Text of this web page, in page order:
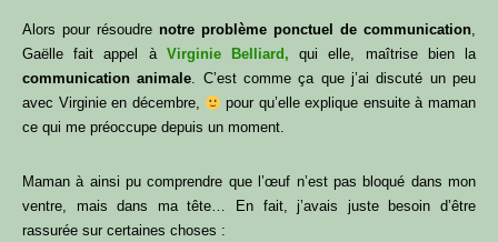
Alors pour résoudre notre problème ponctuel de communication,
Gaëlle fait appel à Virginie Belliard, qui elle, maîtrise bien la
communication animale. C’est comme ça que j’ai discuté un peu
avec Virginie en décembre,
pour qu’elle explique ensuite à maman
ce qui me préoccupe depuis un moment.
Maman à ainsi pu comprendre que l’œuf n’est pas bloqué dans mon
ventre, mais dans ma tête… En fait, j’avais juste besoin d’être
rassurée sur certaines choses :